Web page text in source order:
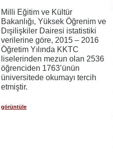
Milli Eğitim ve Kültür
Bakanlığı, Yüksek Öğrenim ve
Dışilişkiler Dairesi istatistiki
verilerine göre, 2015 – 2016
Öğretim Yılında KKTC
liselerinden mezun olan 2536
öğrenciden 1763’ünün
üniversitede okumayı tercih
etmiştir.
görüntüle